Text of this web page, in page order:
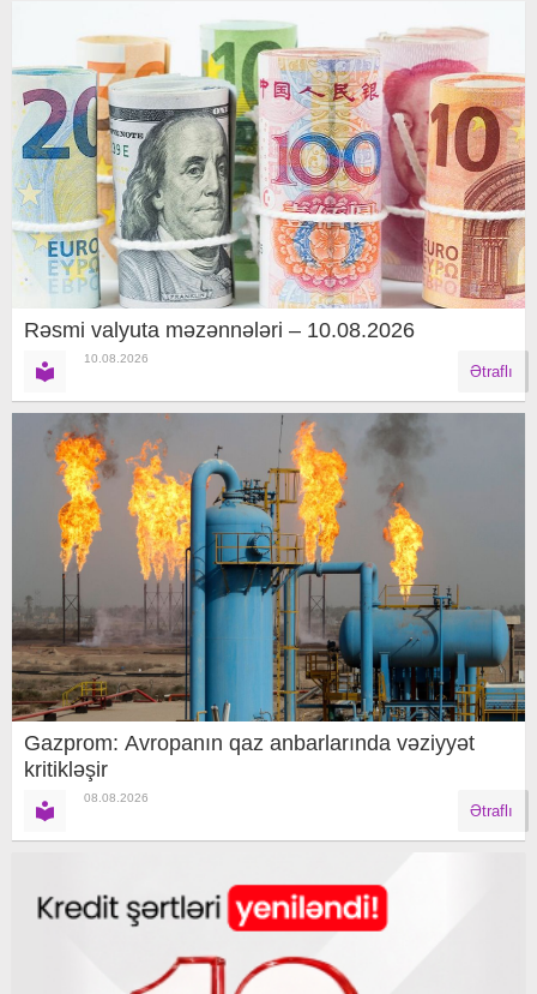
Rəsmi valyuta məzənnələri – 10.08.2026
10.08.2026
Ətraflı
Gazprom: Avropanın qaz anbarlarında vəziyyət
kritikləşir
08.08.2026
Ətraflı